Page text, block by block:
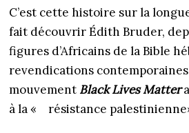
C’est cette histoire sur la
fait découvrir Édith Bruder,
figures d’Africains de la Bible
revendications
mouvement Black Lives Matter
à la « résistance